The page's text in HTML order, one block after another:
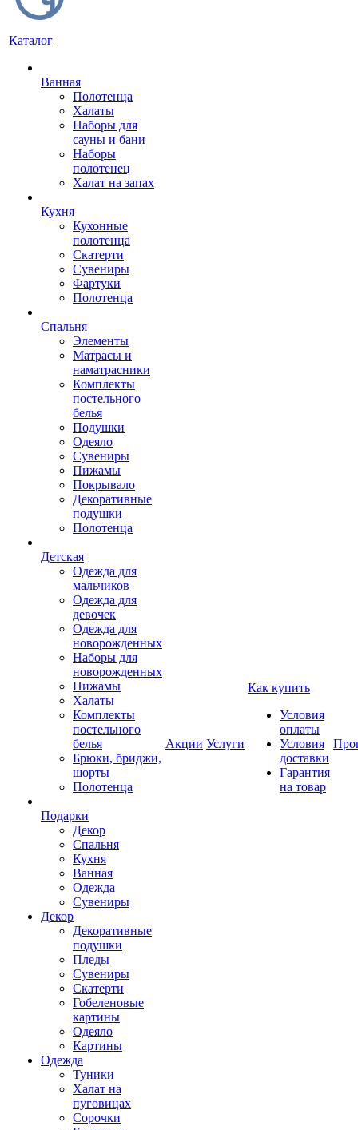
Каталог
Ванная
Полотенца
Халаты
Наборы для
сауны и бани
Наборы
полотенец
Халат на запах
Кухня
Кухонные
полотенца
Скатерти
Сувениры
Фартуки
Полотенца
Спальня
Элементы
Матрасы и
наматрасники
Комплекты
постельного
белья
Подушки
Одеяло
Сувениры
Пижамы
Покрывало
Декоративные
подушки
Полотенца
Детская
Одежда для
мальчиков
Одежда для
девочек
Одежда для
новорожденных
Наборы для
новорожденных
Пижамы
Халаты
Комплекты
постельного
белья
Брюки, бриджи,
шорты
Полотенца
Подарки
Декор
Спальня
Кухня
Ванная
Одежда
Сувениры
Декор
Декоративные
подушки
Пледы
Сувениры
Скатерти
Гобеленовые
картины
Одеяло
Картины
Одежда
Туники
Халат на
пуговицах
Сорочки
Акции Услуги
Как купить
Условия
оплаты
Условия
доставки
Гарантия
на товар